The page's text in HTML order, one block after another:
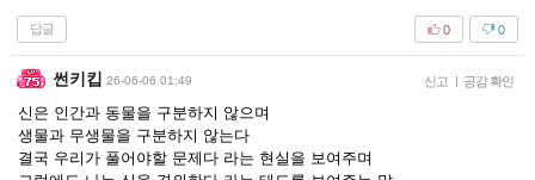
답글 0
0
썬키킵 26-06-06 01:49 신고 | 공감 확인
신은 인간과 동물을 구분하지 않으며
생물과 무생물을 구분하지 않는다
결국 우리가 풀어야할 문제다 라는 현실을 보여주며